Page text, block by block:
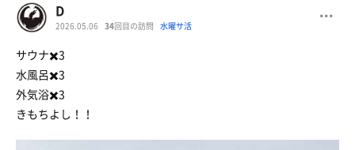
D
2026.05.06 34回目の訪問 水曜サ活
サウナ✖️3
水風呂✖️3
外気浴✖️3
きもちよし！！